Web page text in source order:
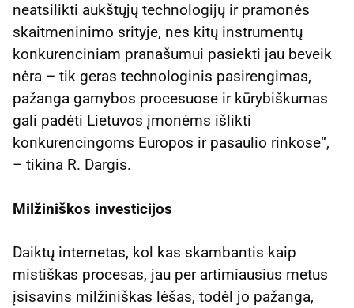
neatsilikti aukštųjų technologijų ir pramonės
skaitmeninimo srityje, nes kitų instrumentų
konkurenciniam pranašumui pasiekti jau beveik
nėra – tik geras technologinis pasirengimas,
pažanga gamybos procesuose ir kūrybiškumas
gali padėti Lietuvos įmonėms išlikti
konkurencingoms Europos ir pasaulio rinkose“,
– tikina R. Dargis.
Milžiniškos investicijos
Daiktų internetas, kol kas skambantis kaip
mistiškas procesas, jau per artimiausius metus
įsisavins milžiniškas lėšas, todėl jo pažanga,